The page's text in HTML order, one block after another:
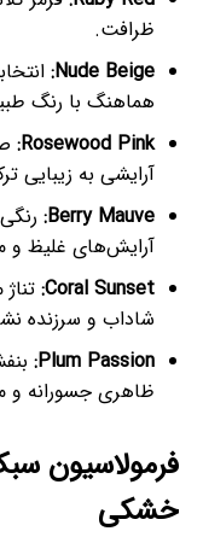
ظرافت.
Nude Beige:
هماهنگ با رنگ
Rosewood Pink:
آرایشی به زیبایی
Berry Mauve:
آرایش‌های غلیظ و
Coral Sunset:
شاداب و سرزنده
Plum Passion:
ظاهری جسورانه و
فرمولاسیون
خشکی